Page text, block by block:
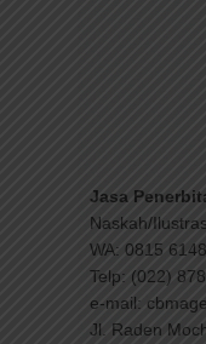
Jasa
Naskah/
WA: 0815
Telp: (022)
e-mail:
Jl. Raden